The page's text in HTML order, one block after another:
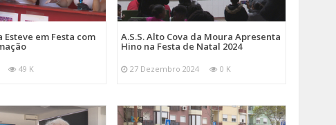
Esteve em Festa com
49 K
A.S.S. Alto Cova da Moura Apresenta
Hino na Festa de Natal 2024
27 Dezembro 2024 0 K